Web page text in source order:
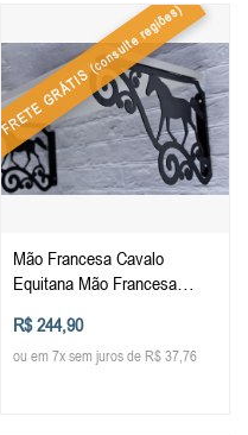
FRETE GRÁTIS
(consulte regiões)
Mão Francesa Cavalo
Equitana Mão Francesa
Cantoneira Decorada
R$ 244,90
ou em 7x sem juros de R$ 37,76